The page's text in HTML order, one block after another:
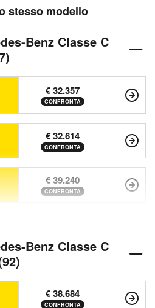
stesso modello
Benz Classe C
€ 32.357
CONFRONTA
€ 32.614
CONFRONTA
€ 39.240
CONFRONTA
Benz Classe C
€ 38.684
CONFRONTA